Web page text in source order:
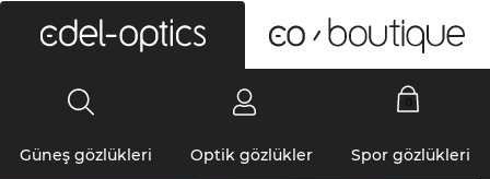
Güneş gözlükleri Optik gözlükler Spor gözlükleri